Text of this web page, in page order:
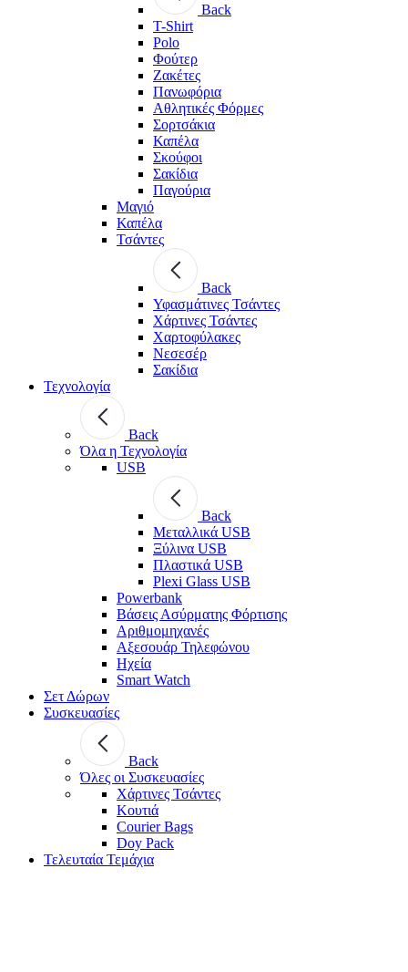
Back
T-Shirt
Polo
Φούτερ
Ζακέτες
Πανωφόρια
Αθλητικές Φόρμες
Σορτσάκια
Καπέλα
Σκούφοι
Σακίδια
Παγούρια
Μαγιό
Καπέλα
Τσάντες
Back
Υφασμάτινες Τσάντες
Χάρτινες Τσάντες
Χαρτοφύλακες
Νεσεσέρ
Σακίδια
Τεχνολογία
Back
Όλα η Τεχνολογία
USB
Back
Μεταλλικά USB
Ξύλινα USB
Πλαστικά USB
Plexi Glass USB
Powerbank
Βάσεις Ασύρματης Φόρτισης
Αριθμομηχανές
Αξεσουάρ Τηλεφώνου
Ηχεία
Smart Watch
Σετ Δώρων
Συσκευασίες
Back
Όλες οι Συσκευασίες
Χάρτινες Τσάντες
Κουτιά
Courier Bags
Doy Pack
Τελευταία Τεμάχια